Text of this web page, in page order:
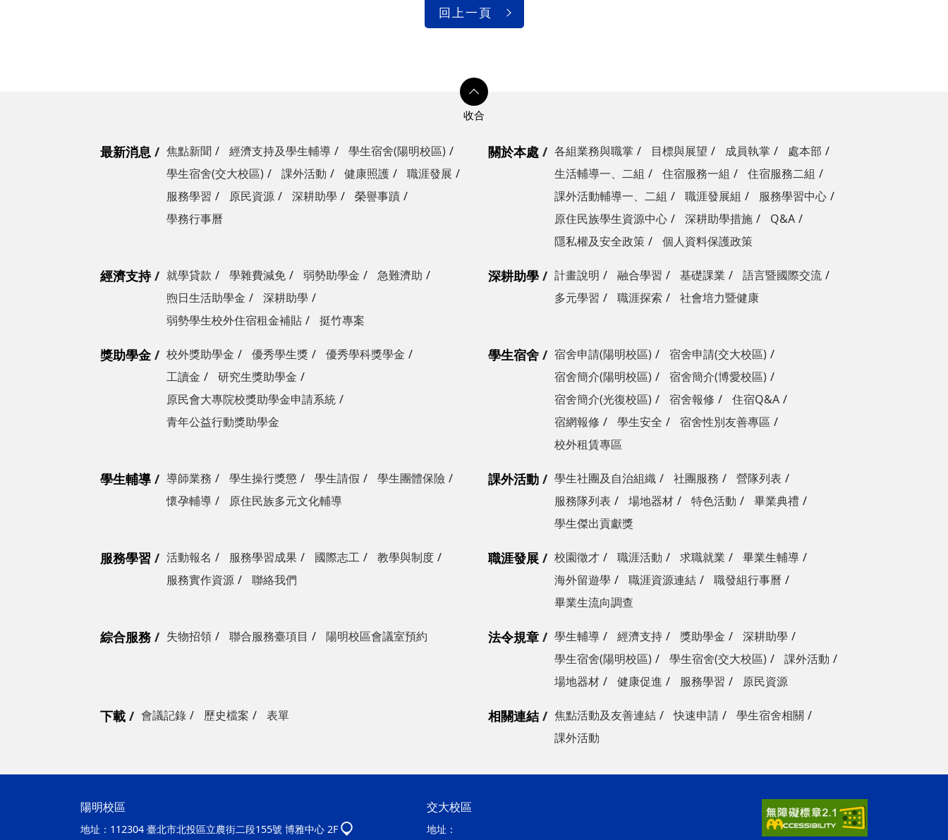
回上一頁
最新消息 焦點新聞 經濟支持及學生輔導
學生宿舍(陽明校區)
學生宿舍(交大校區)
課外活動 健康照護
職涯發展
服務學習
原民資源 深耕助學
榮譽事蹟
學務行事曆
關於本處 各組業務與職掌 目標與展望 成員執掌
處本部
生活輔導一、二組
住宿服務一組
住宿服務二組
課外活動輔導一、二組
職涯發展組
服務學習中心
原住民族學生資源中心
深耕助學措施
Q&A
隱私權及安全政策
個人資料保護政策
經濟支持 就學貸款 學雜費減免 弱勢助學金
急難濟助
煦日生活助學金
深耕助學
弱勢學生校外住宿租金補貼
挺竹專案
深耕助學 計畫說明 融合學習 基礎課業
語言暨國際交流
多元學習
職涯探索 社會培力暨健康
獎助學金 校外獎助學金 優秀學生獎
優秀學科獎學金
工讀金
研究生獎助學金
原民會大專院校獎助學金申請系統
青年公益行動獎助學金
學生宿舍 宿舍申請(陽明校區)
宿舍申請(交大校區)
宿舍簡介(陽明校區)
宿舍簡介(博愛校區)
宿舍簡介(光復校區)
宿舍報修
住宿Q&A
宿網報修
學生安全
宿舍性別友善專區
校外租賃專區
學生輔導 導師業務 學生操行獎懲 學生請假
學生團體保險
懷孕輔導
原住民族多元文化輔導
課外活動 學生社團及自治組織 社團服務
營隊列表
服務隊列表
場地器材 特色活動
畢業典禮
學生傑出貢獻獎
服務學習 活動報名 服務學習成果 國際志工
教學與制度
服務實作資源
聯絡我們
職涯發展 校園徵才 職涯活動 求職就業
畢業生輔導
海外留遊學
職涯資源連結
職發組行事曆
畢業生流向調查
綜合服務 失物招領 聯合服務臺項目 陽明校區會議室預約 法令規章 學生輔導 經濟支持 獎助學金
深耕助學
學生宿舍(陽明校區)
學生宿舍(交大校區)
課外活動
場地器材
健康促進 服務學習 原民資源
下載 會議記錄 歷史檔案 表單 相關連結 焦點活動及友善連結 快速申請
學生宿舍相關
課外活動
陽明校區
地址： 112304 臺北市北投區立農街二段155號 博雅中心 2F
交大校區
地址：